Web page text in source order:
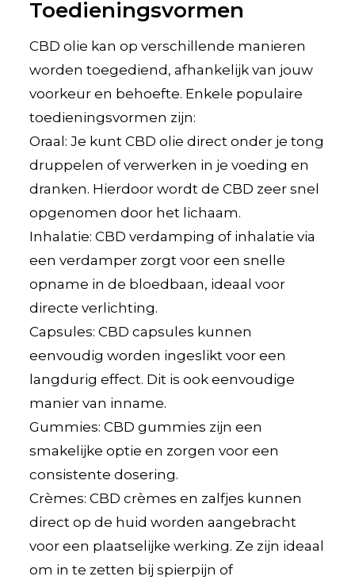
Toedieningsvormen
CBD olie kan op verschillende manieren
worden toegediend, afhankelijk van jouw
voorkeur en behoefte. Enkele populaire
toedieningsvormen zijn:
Oraal: Je kunt CBD olie direct onder je tong
druppelen of verwerken in je voeding en
dranken. Hierdoor wordt de CBD zeer snel
opgenomen door het lichaam.
Inhalatie: CBD verdamping of inhalatie via
een verdamper zorgt voor een snelle
opname in de bloedbaan, ideaal voor
directe verlichting.
Capsules: CBD capsules kunnen
eenvoudig worden ingeslikt voor een
langdurig effect. Dit is ook eenvoudige
manier van inname.
Gummies: CBD gummies zijn een
smakelijke optie en zorgen voor een
consistente dosering.
Crèmes: CBD crèmes en zalfjes kunnen
direct op de huid worden aangebracht
voor een plaatselijke werking. Ze zijn ideaal
om in te zetten bij spierpijn of